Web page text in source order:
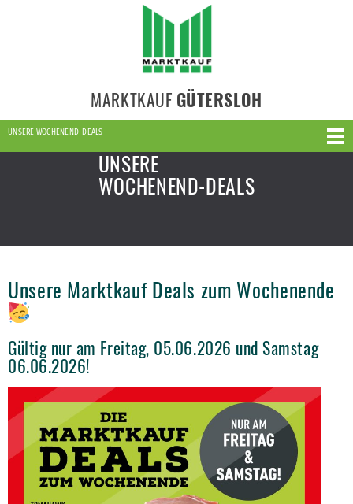
MARKTKAUF GÜTERSLOH
UNSERE WOCHENEND-DEALS
UNSERE
WOCHENEND-DEALS
Unsere Marktkauf Deals zum Wochenende
Gültig nur am Freitag, 05.06.2026 und Samstag
06.06.2026!